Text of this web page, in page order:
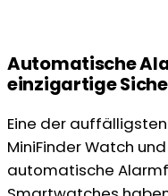
Automatische
einzigartige
Eine der
MiniFinder Watch
automatische